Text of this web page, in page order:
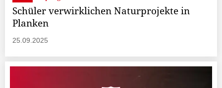
Schüler verwirklichen Naturprojekte in
Planken
25.09.2025